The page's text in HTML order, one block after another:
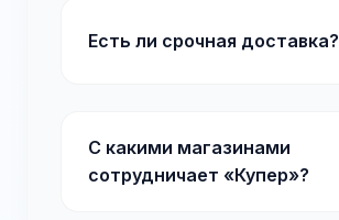
Есть ли срочная доставка?
С какими магазинами
сотрудничает «Купер»?